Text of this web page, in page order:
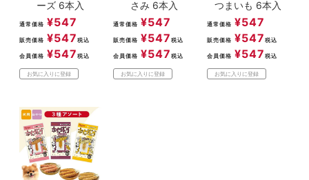
ーズ 6本入
通常価格 ¥547
販売価格 ¥547 税込
会員価格 ¥547 税込
お気に入りに登録
さみ 6本入
通常価格 ¥547
販売価格 ¥547 税込
会員価格 ¥547 税込
お気に入りに登録
つまいも 6本入
通常価格 ¥547
販売価格 ¥547 税込
会員価格 ¥547 税込
お気に入りに登録